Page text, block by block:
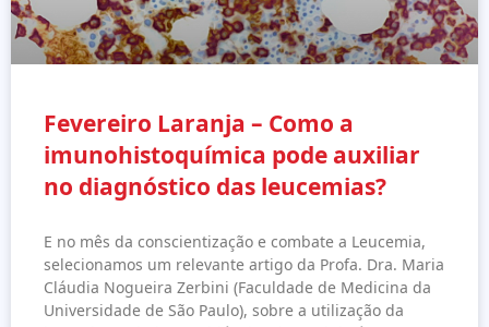
Fevereiro Laranja – Como a
imunohistoquímica pode auxiliar
no diagnóstico das leucemias?
E no mês da conscientização e combate a Leucemia,
selecionamos um relevante artigo da Profa. Dra. Maria
Cláudia Nogueira Zerbini (Faculdade de Medicina da
Universidade de São Paulo), sobre a utilização da